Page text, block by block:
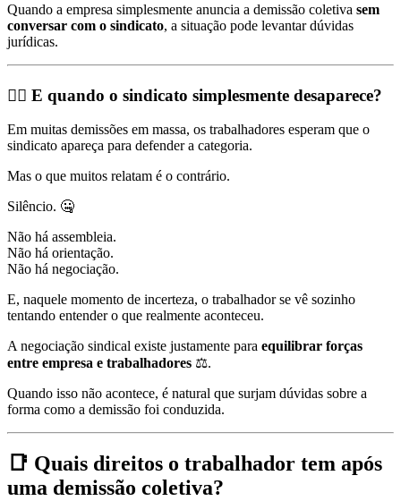
Quando a empresa simplesmente anuncia a demissão coletiva sem
conversar com o sindicato, a situação pode levantar dúvidas
jurídicas.
🤷‍♂️ E quando o sindicato simplesmente desaparece?
Em muitas demissões em massa, os trabalhadores esperam que o
sindicato apareça para defender a categoria.
Mas o que muitos relatam é o contrário.
Silêncio. 🤐
Não há assembleia.
Não há orientação.
Não há negociação.
E, naquele momento de incerteza, o trabalhador se vê sozinho
tentando entender o que realmente aconteceu.
A negociação sindical existe justamente para equilibrar forças
entre empresa e trabalhadores ⚖️.
Quando isso não acontece, é natural que surjam dúvidas sobre a
forma como a demissão foi conduzida.
📑 Quais direitos o trabalhador tem após
uma demissão coletiva?